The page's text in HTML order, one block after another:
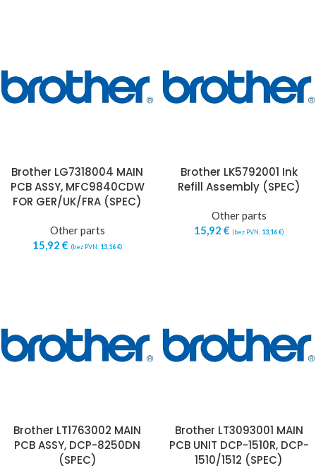
Brother LG7318004 MAIN
PCB ASSY, MFC9840CDW
FOR GER/UK/FRA (SPEC)
Other parts
15,92 € (bez PVN: 13,16€)
Brother LK5792001 Ink
Refill Assembly (SPEC)
Other parts
15,92 € (bez PVN: 13,16€)
Brother LT1763002 MAIN
PCB ASSY, DCP-8250DN
(SPEC)
Brother LT3093001 MAIN
PCB UNIT DCP-1510R, DCP-
1510/1512 (SPEC)